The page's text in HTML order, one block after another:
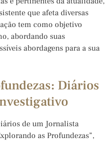
que afeta diversas
tem como objetivo
abordando suas
abordagens para a sua
Diários
de um Jornalista
as Profundezas”,